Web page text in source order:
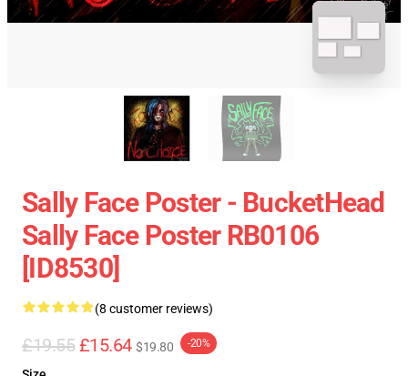
Sally Face Poster - BucketHead
Sally Face Poster RB0106
[ID8530]
(8 customer reviews)
£19.55 £15.64 $19.80 -20%